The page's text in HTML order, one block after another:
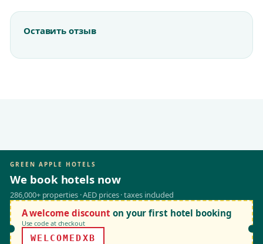
Оставить отзыв
GREEN APPLE HOTELS
We book hotels now
286,000+ properties · AED prices · taxes included
A welcome discount on your first hotel booking
Use code at checkout
WELCOMEDXB